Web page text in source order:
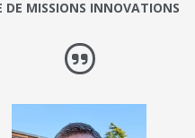
DE MISSIONS INNOVATIONS